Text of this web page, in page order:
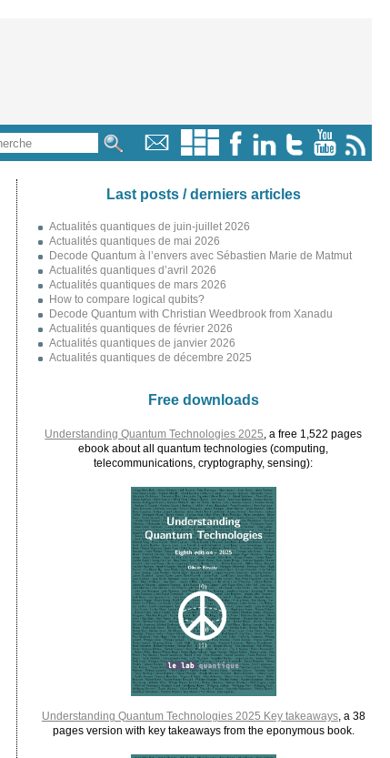
Last posts / derniers articles
Actualités quantiques de juin-juillet 2026
Actualités quantiques de mai 2026
Decode Quantum à l’envers avec Sébastien Marie de Matmut
Actualités quantiques d’avril 2026
Actualités quantiques de mars 2026
How to compare logical qubits?
Decode Quantum with Christian Weedbrook from Xanadu
Actualités quantiques de février 2026
Actualités quantiques de janvier 2026
Actualités quantiques de décembre 2025
Free downloads
Understanding Quantum Technologies 2025 , a free 1,522 pages
ebook about all quantum technologies (computing,
telecommunications, cryptography, sensing):
Understanding Quantum Technologies 2025 Key takeaways, a 38
pages version with key takeaways from the eponymous book.